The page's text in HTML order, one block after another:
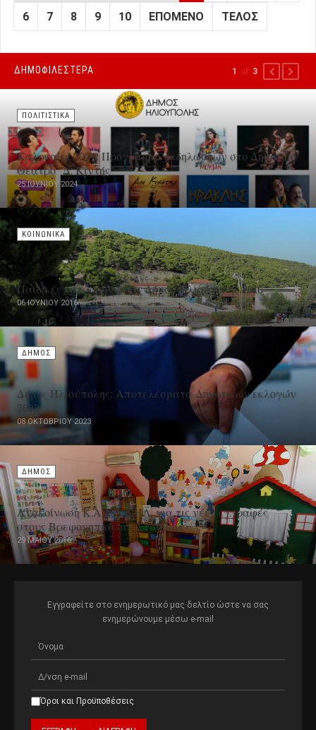
6 7 8 9 10 ΕΠΌΜΕΝΟ ΤΈΛΟΣ
ΔΗΜΟΦΙΛΕΣΤΕΡΑ
ΠΟΛΙΤΙΣΤΙΚΑ
Καλοκαίρι 2024: Πρόγραμμα εκδηλώσεων στο Δημοτικό
Θέατρο "Δ. Κιντής"
25 ΙΟΥΝΊΟΥ 2024
ΚΟΙΝΩΝΙΚΑ
Παιδικές κατασκηνώσεις Δήμου Ηλιούπολης 2016
06 ΙΟΥΝΊΟΥ 2016
ΔΗΜΟΣ
Δήμος Ηλιούπολης: Αποτελέσματα Δημοτικών εκλογών
2023
08 ΟΚΤΩΒΡΊΟΥ 2023
ΔΗΜΟΣ
Ανακοίνωση Κ.Α.Φ.Α.Δ.ΗΛ. για τις νέες εγγραφές
στους Βρεφονηπιακούς Σταθμούς
29 ΜΑΪ́ΟΥ 2016
1 of 3 PREVIOUS
NEXT
Εγγραφείτε στο ενημερωτικό μας δελτίο ώστε να σας
ενημερώνουμε μέσω e-mail
Όροι και Προϋποθέσεις